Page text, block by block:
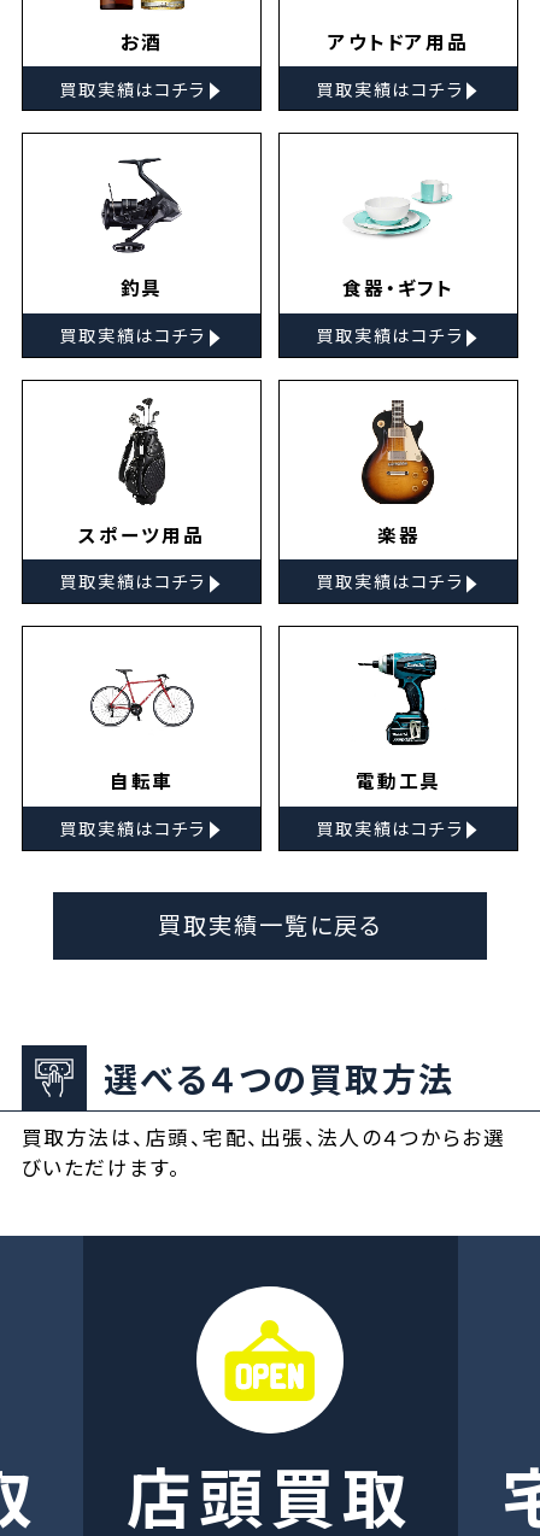
お酒
買取実績はコチラ ▸
アウトドア用品
買取実績はコチラ ▸
釣具
買取実績はコチラ ▸
食器・ギフト
買取実績はコチラ ▸
スポーツ用品
買取実績はコチラ ▸
楽器
買取実績はコチラ ▸
自転車
買取実績はコチラ ▸
電動工具
買取実績はコチラ ▸
買取実績一覧に戻る
選べる４つの買取方法
買取方法は、店頭、宅配、出張、法人の４つからお選
びいただけます。
店頭買取